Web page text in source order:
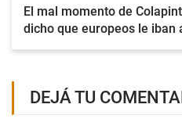
El mal momento de
dicho que europeos le iban
DEJÁ TU